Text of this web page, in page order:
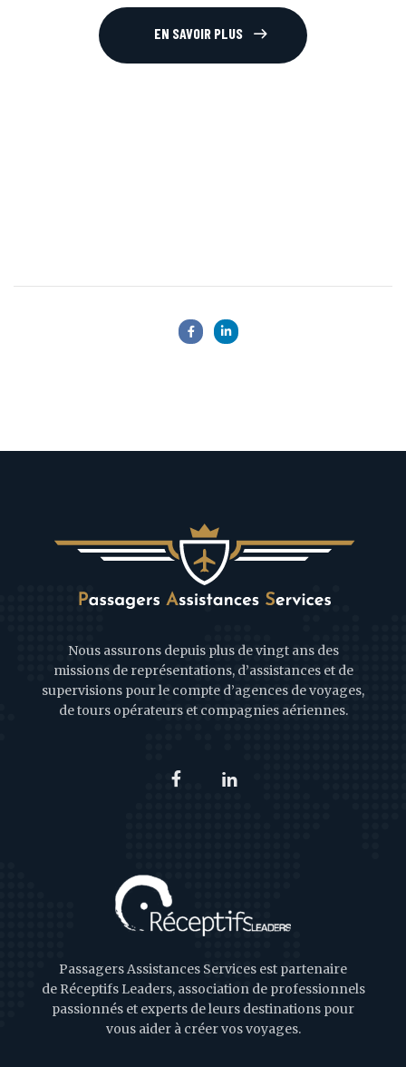
EN SAVOIR PLUS
Nous assurons depuis plus de vingt ans des
missions de représentations, d’assistances et de
supervisions pour le compte d’agences de voyages,
de tours opérateurs et compagnies aériennes.
Passagers Assistances Services est partenaire
de Réceptifs Leaders, association de professionnels
passionnés et experts de leurs destinations pour
vous aider à créer vos voyages.